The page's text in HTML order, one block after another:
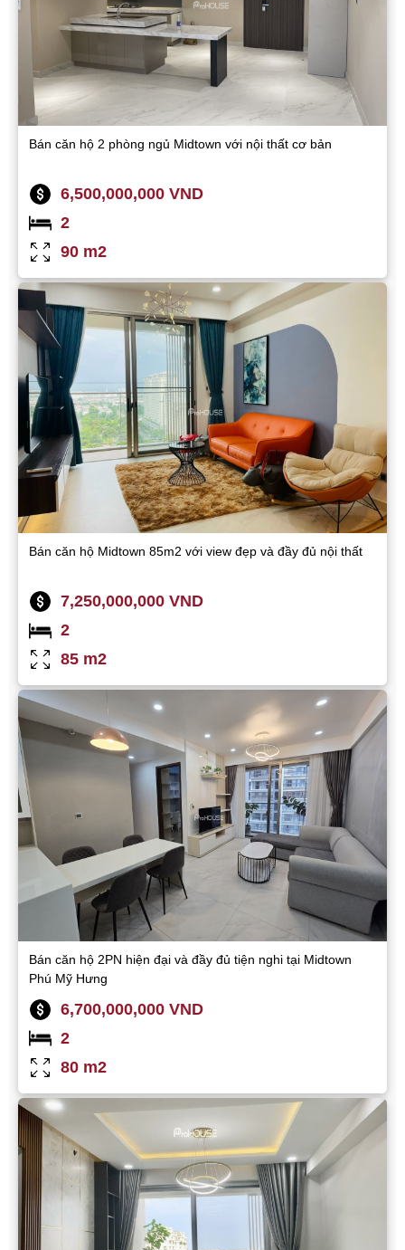
Bán căn hộ 2 phòng ngủ Midtown với nội thất cơ bản
6,500,000,000 VND
2
90 m2
Bán căn hộ Midtown 85m2 với view đẹp và đầy đủ nội thất
7,250,000,000 VND
2
85 m2
Bán căn hộ 2PN hiện đại và đầy đủ tiện nghi tại Midtown
Phú Mỹ Hưng
6,700,000,000 VND
2
80 m2